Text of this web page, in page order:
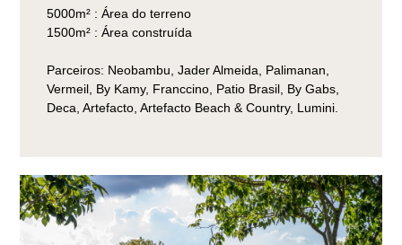
5000m² : Área do terreno
1500m² : Área construída
Parceiros: Neobambu, Jader Almeida, Palimanan,
Vermeil, By Kamy, Franccino, Patio Brasil, By Gabs,
Deca, Artefacto, Artefacto Beach & Country, Lumini.